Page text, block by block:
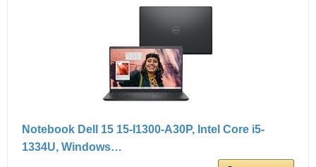
Notebook Dell 15 15-I1300-A30P, Intel Core i5-
1334U, Windows…